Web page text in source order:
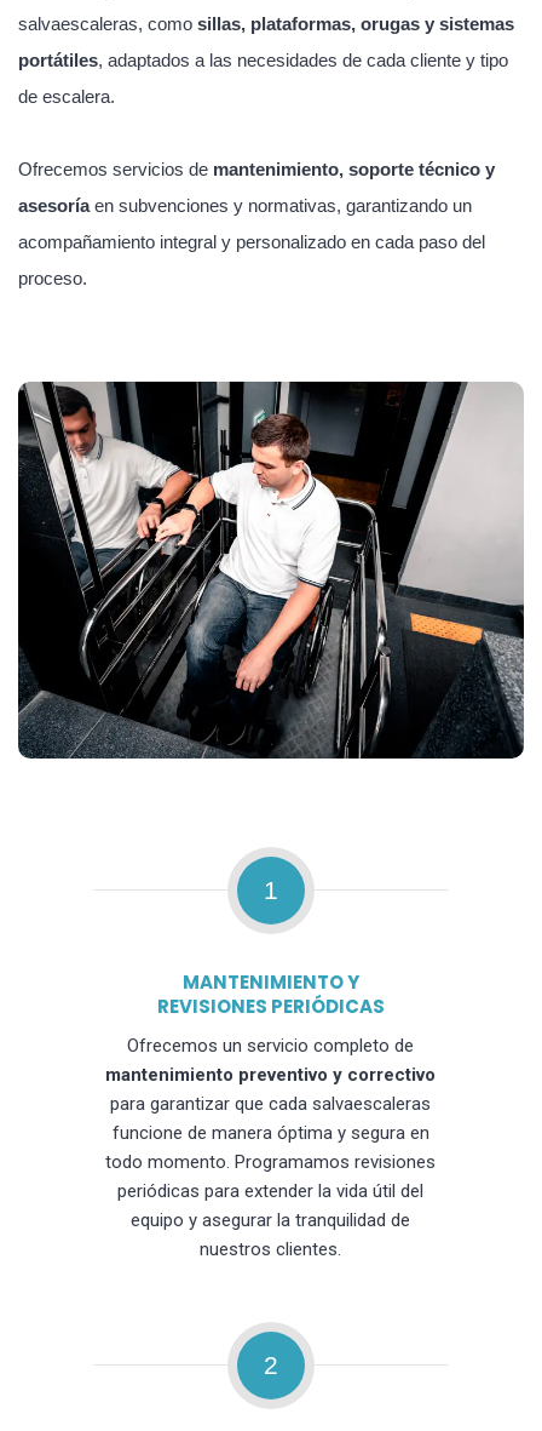
salvaescaleras, como sillas, plataformas, orugas y sistemas
portátiles, adaptados a las necesidades de cada cliente y tipo
de escalera.
Ofrecemos servicios de mantenimiento, soporte técnico y
asesoríaen subvenciones y normativas, garantizando un
acompañamiento integral y personalizado en cada paso del
proceso.
1
MANTENIMIENTO Y
REVISIONES PERIÓDICAS
Ofrecemos un servicio completo de
mantenimiento preventivo y correctivo
para garantizar que cada salvaescaleras
funcione de manera óptima y segura en
todo momento. Programamos revisiones
periódicas para extender la vida útil del
equipo y asegurar la tranquilidad de
nuestros clientes.
2